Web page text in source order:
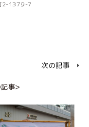
2-1379-7
次の記事
事>